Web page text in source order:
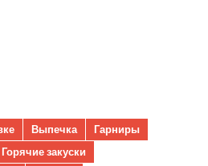
Выпечка
Гарниры
Горячие закуски